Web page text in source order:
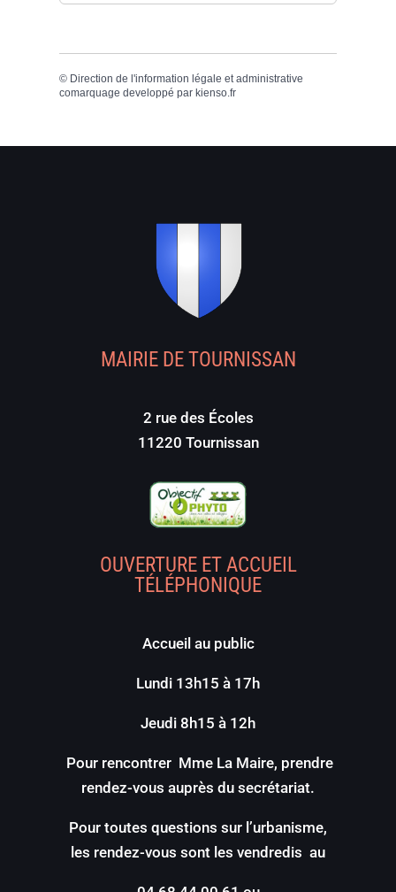
© Direction de l'information légale et administrative
comarquage developpé parkienso.fr
MAIRIE DE TOURNISSAN
2 rue des Écoles
11220 Tournissan
OUVERTURE ET ACCUEIL
TÉLÉPHONIQUE
Accueil au public
Lundi 13h15 à 17h
Jeudi 8h15 à 12h
Pour rencontrer Mme La Maire, prendre
rendez-vous auprès du secrétariat.
Pour toutes questions sur l’urbanisme,
les rendez-vous sont les vendredis au